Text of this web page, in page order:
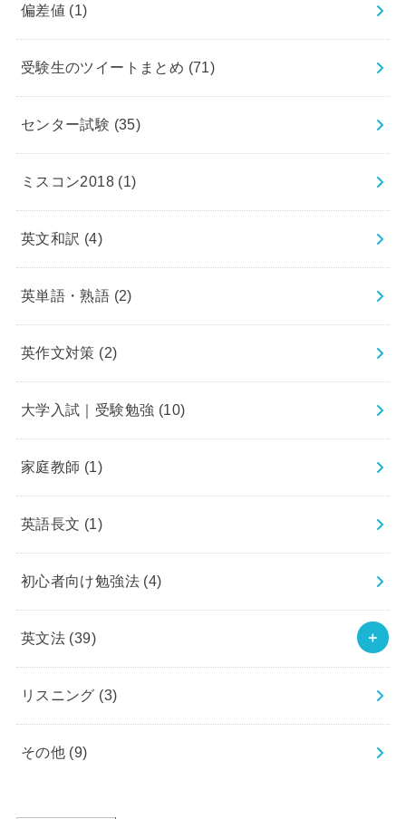
偏差値 (1)
受験生のツイートまとめ (71)
センター試験 (35)
ミスコン2018 (1)
英文和訳 (4)
英単語・熟語 (2)
英作文対策 (2)
大学入試｜受験勉強 (10)
家庭教師 (1)
英語長文 (1)
初心者向け勉強法 (4)
英文法 (39)
リスニング (3)
その他 (9)